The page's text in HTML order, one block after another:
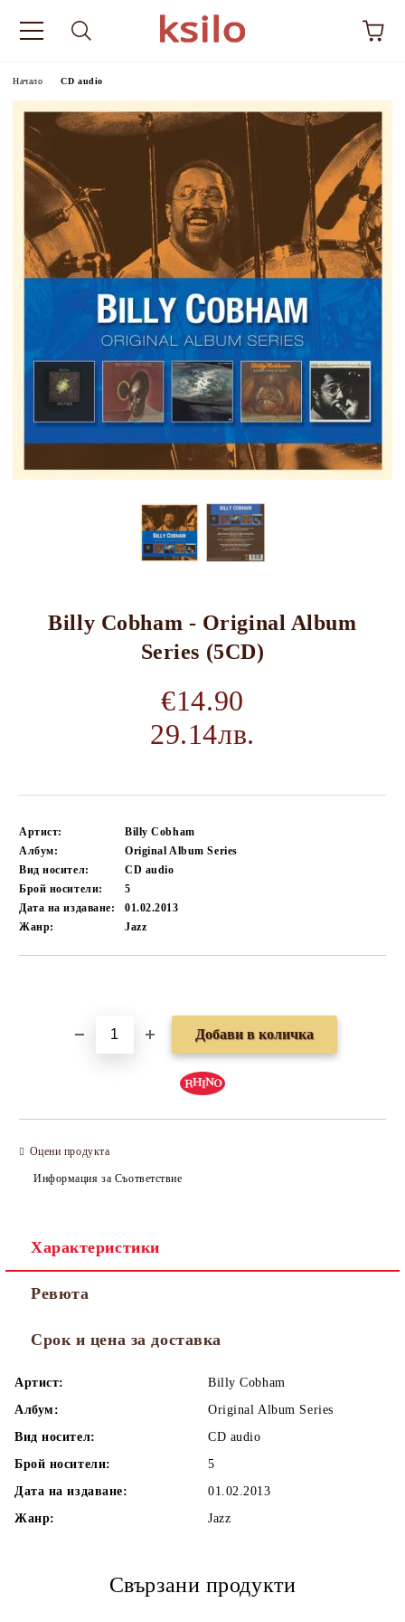
Начало CD audio
Billy Cobham - Original Album
Series (5CD)
€14.90
29.14лв.
Артист:
Billy Cobham
Албум:
Original Album Series
Вид носител:
CD audio
Брой носители:
5
Дата на издаване:
01.02.2013
Жанр:
Jazz
Оцени продукта
Информация за Съответствие
Характеристики
Ревюта
Срок и цена за доставка
Артист:
Billy Cobham
Албум:
Original Album Series
Вид носител:
CD audio
Брой носители:
5
Дата на издаване:
01.02.2013
Жанр:
Jazz
Свързани продукти